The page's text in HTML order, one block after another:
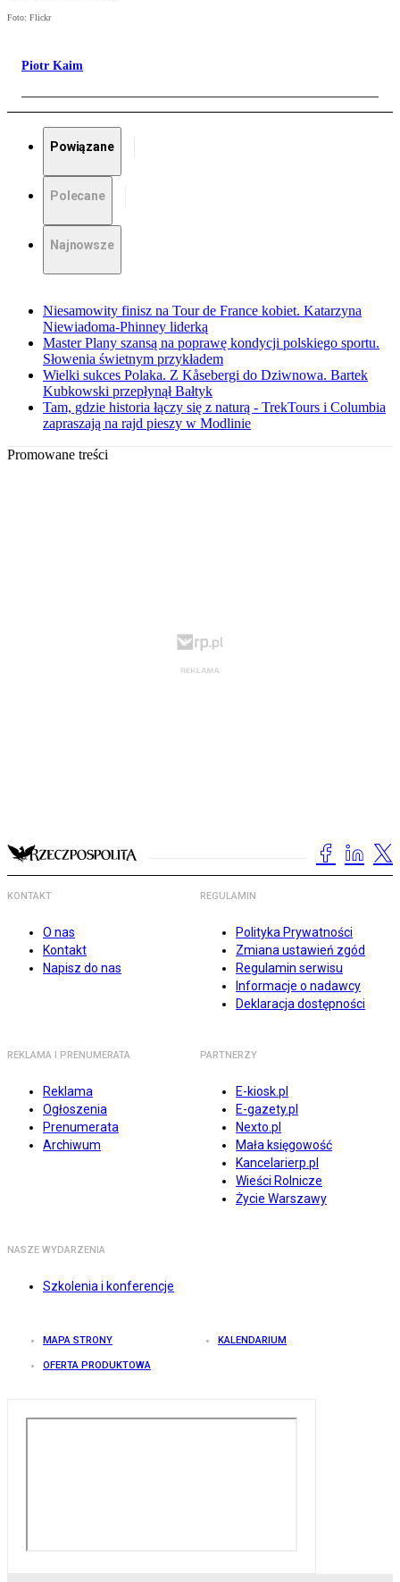
Foto: Flickr
Piotr Kaim
Powiązane
Polecane
Najnowsze
Niesamowity finisz na Tour de France kobiet. Katarzyna
Niewiadoma-Phinney liderką
Master Plany szansą na poprawę kondycji polskiego sportu.
Słowenia świetnym przykładem
Wielki sukces Polaka. Z Kåsebergi do Dziwnowa. Bartek
Kubkowski przepłynął Bałtyk
Tam, gdzie historia łączy się z naturą - TrekTours i Columbia
zapraszają na rajd pieszy w Modlinie
Promowane treści
KONTAKT
O nas
Kontakt
Napisz do nas
REGULAMIN
Polityka Prywatności
Zmiana ustawień zgód
Regulamin serwisu
Informacje o nadawcy
Deklaracja dostępności
REKLAMA I PRENUMERATA
Reklama
Ogłoszenia
Prenumerata
Archiwum
PARTNERZY
E-kiosk.pl
E-gazety.pl
Nexto.pl
Mała księgowość
Kancelarierp.pl
Wieści Rolnicze
Życie Warszawy
NASZE WYDARZENIA
Szkolenia i konferencje
MAPA STRONY KALENDARIUM
OFERTA PRODUKTOWA